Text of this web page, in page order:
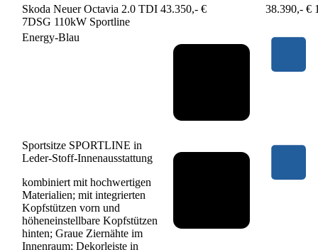
Skoda Neuer Octavia 2.0 TDI
7DSG 110kW Sportline
43.350,- € 38.390,- €
Energy-Blau
Sportsitze SPORTLINE in
Leder-Stoff-Innenausstattung
kombiniert mit hochwertigen
Materialien; mit integrierten
Kopfstützen vorn und
höheneinstellbare Kopfstützen
hinten; Graue Ziernähte im
Innenraum; Dekorleiste in